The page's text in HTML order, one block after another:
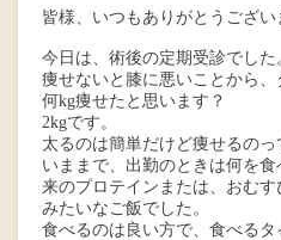
皆様、いつもありがとうござい
今日は、術後の定期受診でした
痩せないと膝に悪いことから、
何kg痩せたと思います？
2kgです。
太るのは簡単だけど痩せるのっ
いままで、出勤のときは何を
来のプロテインまたは、おむす
みたいなご飯でした。
食べるのは良い方で、食べる